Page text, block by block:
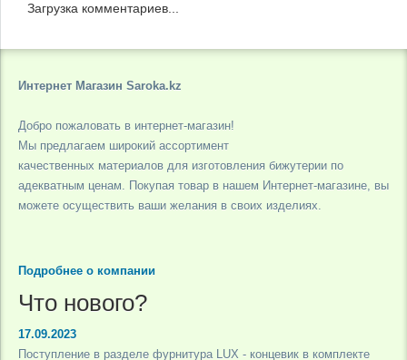
Загрузка комментариев...
Интернет Магазин Saroka.kz
Добро пожаловать в интернет-магазин!
Мы предлагаем широкий ассортимент
качественных материалов для изготовления бижутерии по
адекватным ценам. Покупая товар в нашем Интернет-магазине, вы
можете осуществить ваши желания в своих изделиях.
Подробнее о компании
Что нового?
17.09.2023
Поступление в разделе фурнитура LUX - концевик в комплекте